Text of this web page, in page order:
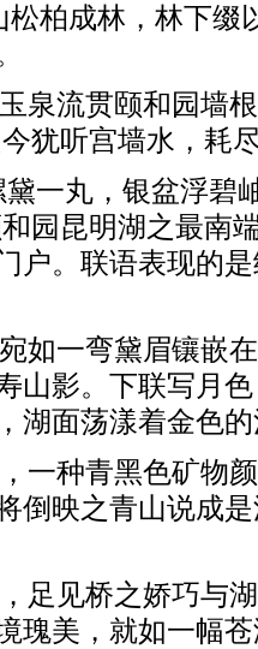
柏成林，林下缀
流贯颐和园墙
犹听宫墙水，耗
一丸，银盆浮碧
园昆明湖之最南
户。联语表现的
如一弯黛眉镶嵌
山影。下联写月
湖面荡漾着金色
一种青黑色矿物
倒映之青山说成
足见桥之娇巧与
瑰美，就如一幅